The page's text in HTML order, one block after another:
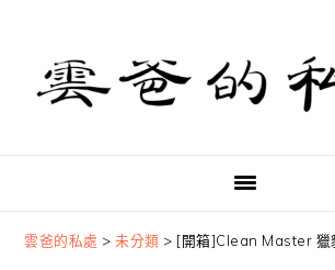
primary
navigation
content
primary
sidebar
雲爸的私處 >未分類 > [開箱]Clean Master 獵